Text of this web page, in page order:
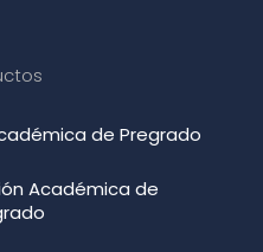
de Pregrado
Académica de